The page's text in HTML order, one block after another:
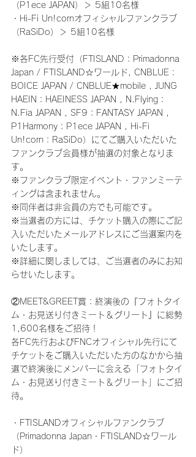
（P1ece JAPAN）＞ 5組10名様
・Hi-Fi Un!cornオフィシャルファンクラブ
（RaSiDo）＞ 5組10名様
※各FC先行受付（FTISLAND：Primadonna
Japan / FTISLAND☆ワールド, CNBLUE：
BOICE JAPAN / CNBLUE★mobile , JUNG
HAEIN：HAEINESS JAPAN , N.Flying：
N.Fia JAPAN , SF9：FANTASY JAPAN ,
P1Harmony：P1ece JAPAN , Hi-Fi
Un!corn：RaSiDo）にてご購入いただいた
ファンクラブ会員様が抽選の対象となりま
す。
※ファンクラブ限定イベント・ファンミーテ
ィングは含まれません。
※同伴者は非会員の方でも可能です。
※当選者の方には、チケット購入の際にご記
入いただいたメールアドレスにご当選案内を
いたします。
※詳細に関しましては、ご当選者のみにお知
らせいたします。
②MEET&GREET賞：終演後の『フォトタイ
ム・お見送り付きミート＆グリート』に総勢
1,600名様をご招待！
各FC先行およびFNCオフィシャル先行にて
チケットをご購入いただいた方のなかから抽
選で終演後にメンバーに会える「フォトタイ
ム・お見送り付きミート＆グリート」にご招
待。
・FTISLANDオフィシャルファンクラブ
（Primadonna Japan・FTISLAND☆ワール
ド）